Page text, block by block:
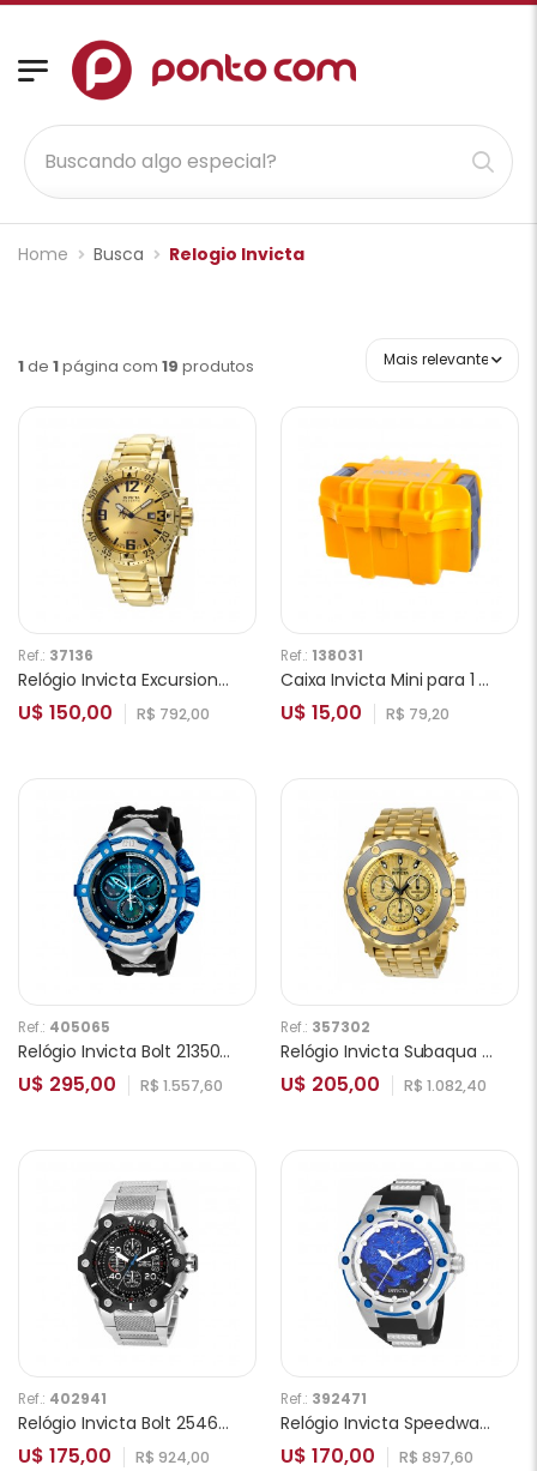
Home Busca Relogio Invicta
1de 1página com 19 produtos
Ref.: 37136
Relógio Invicta Excursion Reserve 14036 Masculino
U$ 150,00 R$ 792,00
Ref.: 138031
Caixa Invicta Mini para 1 Relógio Amarelo
U$ 15,00 R$ 79,20
Ref.: 405065
Relógio Invicta Bolt 21350 Masculino
U$ 295,00 R$ 1.557,60
Ref.: 357302
Relógio Invicta Subaqua 23922 Masculino
U$ 205,00 R$ 1.082,40
Ref.: 402941
Relógio Invicta Bolt 25464 Masculino
U$ 175,00 R$ 924,00
Ref.: 392471
Relógio Invicta Speedway 25778 Masculino
U$ 170,00 R$ 897,60